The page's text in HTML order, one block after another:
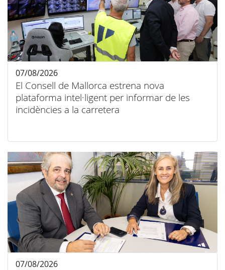
El Consell de Mallorca estrena nova
plataforma intel·ligent per informar de les
incidències a la carretera
07/08/2026
07/08/2026